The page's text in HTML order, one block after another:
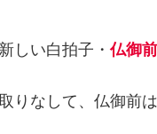
しい白拍子・仏御前
りなして、仏御前